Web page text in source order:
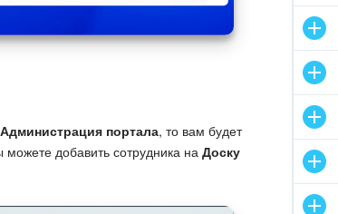
Администрация портала, то вам будет
добавить сотрудника наДоску